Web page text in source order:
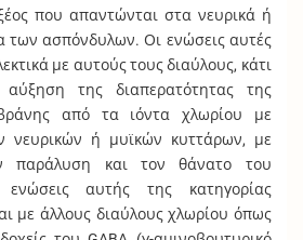
που απαντώνται στα νευρικά ή
των ασπόνδυλων. Οι ενώσεις αυτές
με αυτούς τους διαύλους, κάτι
της διαπερατότητας της
από τα ιόντα χλωρίου με
νευρικών ή μυϊκών κυττάρων, με
παράλυση και τον θάνατο του
αυτής της κατηγορίας
με άλλους διαύλους χλωρίου όπως